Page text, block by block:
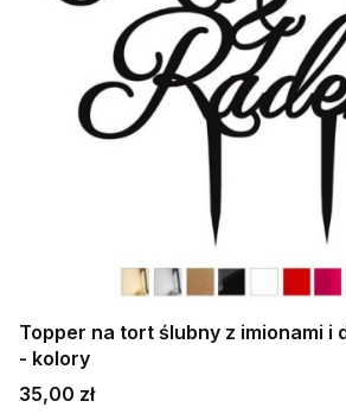
Topper na tort ślubny z imionami i
- kolory
Cena
35,00 zł